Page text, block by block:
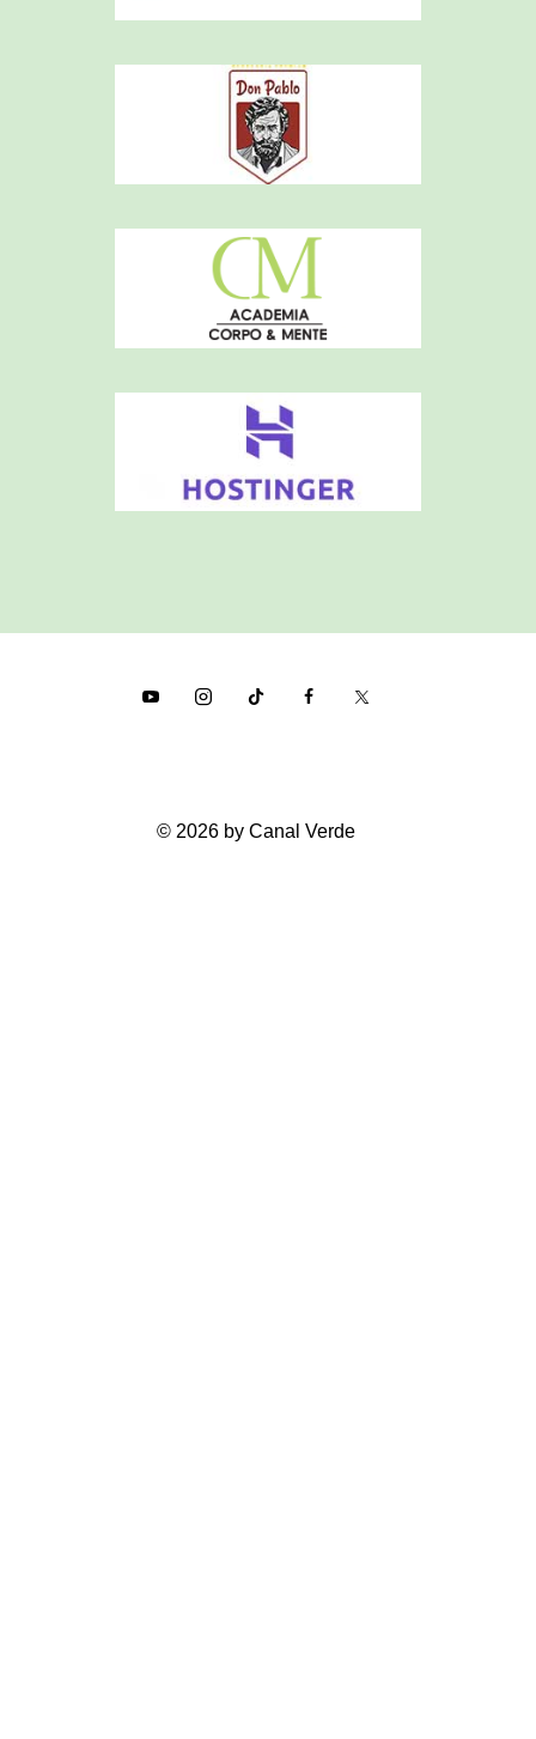
© 2026 by Canal Verde